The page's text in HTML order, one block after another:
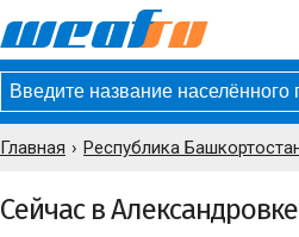
Главная Республика
Сейчас в Александровке